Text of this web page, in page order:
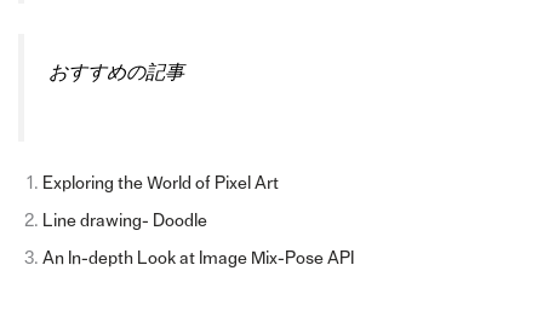
おすすめの記事
Exploring the World of Pixel Art
Line drawing- Doodle
An In-depth Look at Image Mix-Pose API